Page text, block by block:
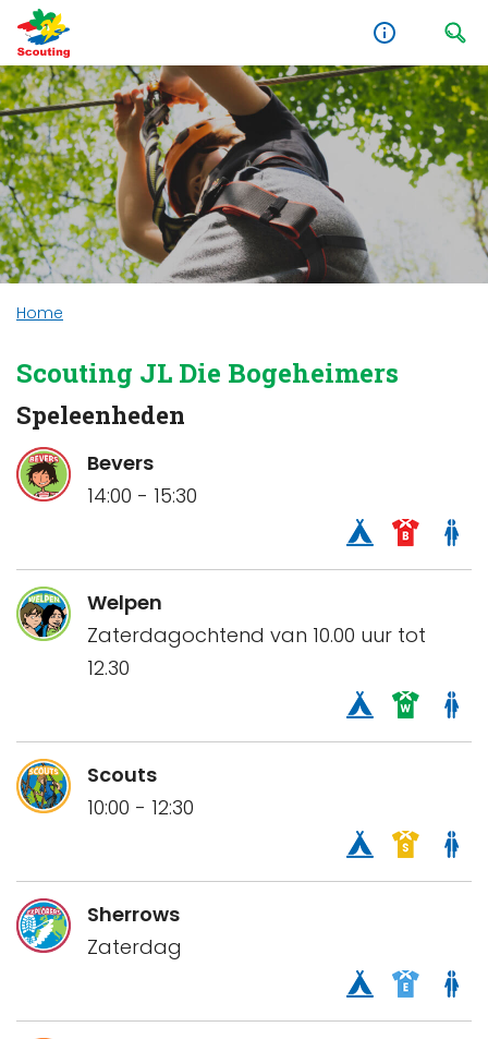
Home
Scouting JL Die Bogeheimers
Speleenheden
Bevers
14:00 - 15:30
Welpen
Zaterdagochtend van 10.00 uur tot
12.30
Scouts
10:00 - 12:30
Sherrows
Zaterdag